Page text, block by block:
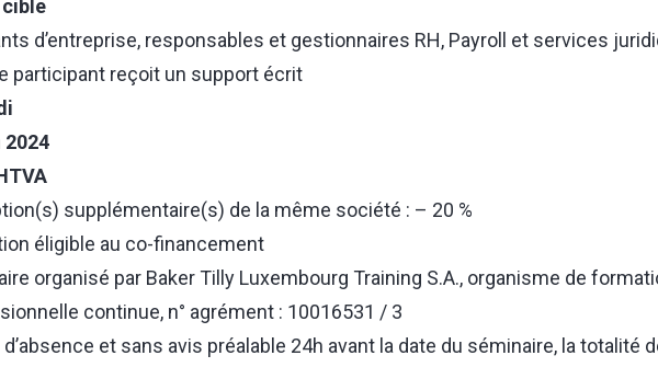
d’entreprise, responsables et gestionnaires RH, Payroll et services
participant reçoit un support écrit
2024
supplémentaire(s) de la même société : – 20 %
éligible au co-financement
organisé par Baker Tilly Luxembourg Training S.A., organisme de
continue, n° agrément : 10016531 / 3
d’absence et sans avis préalable 24h avant la date du séminaire, la totalité